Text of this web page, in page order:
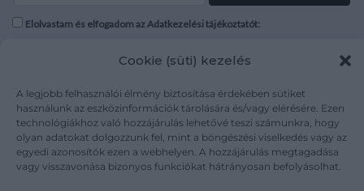
Cookie (süti) kezelés
A legjobb felhasználói élmény biztosítása érdekében sütiket
használunk az eszközinformációk tárolására és/vagy elérésére. Ezen
technológiákhoz való hozzájárulás lehetővé teszi számunkra, hogy
olyan adatokat dolgozzunk fel, mint a böngészési viselkedés vagy az
egyedi azonosítók ezen a webhelyen. A hozzájárulás megtagadása
vagy visszavonása bizonyos funkciókat hátrányosan befolyásolhat.
Elolvastam és elfogadom az Adatkezelési tájékoztatót:
Médiaajánlat
Karrier
Kapcsolat
ÁSZF
Adatvédelem
Impresszum